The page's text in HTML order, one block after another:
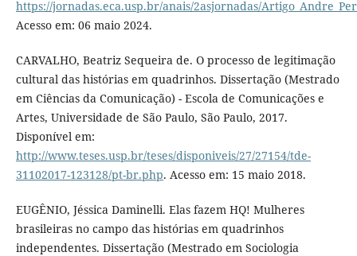
https://jornadas.eca.usp.br/anais/2asjornadas/
Acesso em: 06 maio 2024.
CARVALHO, Beatriz Sequeira de. O processo de legitimação
cultural das histórias em quadrinhos. Dissertação (Mestrado
em Ciências da Comunicação) - Escola de Comunicações e
Artes, Universidade de São Paulo, São Paulo, 2017.
Disponível em:
http://www.teses.usp.br/teses/disponiveis/27/27154/tde-
31102017-123128/pt-br.php. Acesso em: 15 maio 2018.
EUGÊNIO, Jéssica Daminelli. Elas fazem HQ! Mulheres
brasileiras no campo das histórias em quadrinhos
independentes. Dissertação (Mestrado em Sociologia